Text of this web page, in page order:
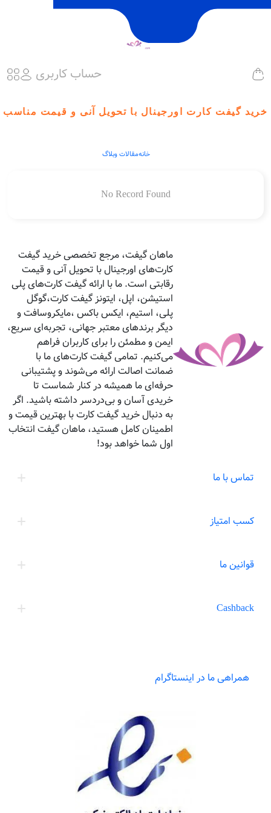
حساب کاربری
خرید گیفت کارت اورجینال با تحویل آنی و قیمت مناسب
خانهمقالات وبلاگ
No Record Found
تماس با ما
کسب امتیاز
قوانین ما
Cashback
ماهان گیفت، مرجع تخصصی خرید گیفت
کارت‌های اورجینال با تحویل آنی و قیمت
رقابتی است. ما با ارائه گیفت کارت‌های پلی
استیشن، اپل، ایتونز گیفت کارت،گوگل
پلی، استیم، ایکس باکس ،مایکروسافت و
دیگر برندهای معتبر جهانی، تجربه‌ای سریع،
ایمن و مطمئن را برای کاربران فراهم
می‌کنیم. تمامی گیفت کارت‌های ما با
ضمانت اصالت ارائه می‌شوند و پشتیبانی
حرفه‌ای ما همیشه در کنار شماست تا
خریدی آسان و بی‌دردسر داشته باشید. اگر
به دنبال خرید گیفت کارت با بهترین قیمت و
اطمینان کامل هستید، ماهان گیفت انتخاب
اول شما خواهد بود!
همراهی ما در اینستاگرام